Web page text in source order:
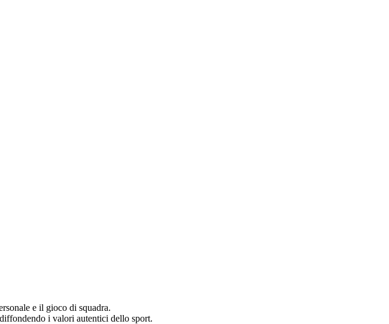
e il gioco di squadra.
i valori autentici dello sport.